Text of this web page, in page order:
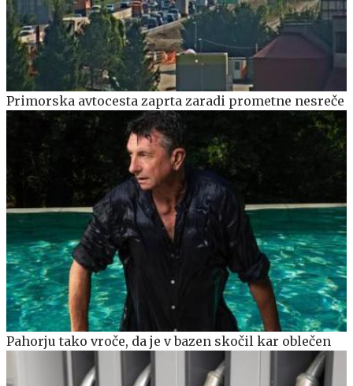
Primorska avtocesta zaprta zaradi prometne nesreče
Pahorju tako vroče, da je v bazen skočil kar oblečen